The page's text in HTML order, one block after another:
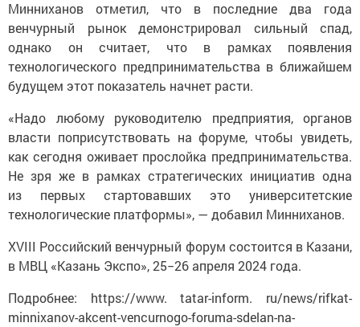
Минниханов отметил, что в последние два года
венчурный рынок демонстрировал сильный спад,
однако он считает, что в рамках появления
технологического предпринимательства в ближайшем
будущем этот показатель начнет расти.
«Надо любому руководителю предприятия, органов
власти поприсутствовать на форуме, чтобы увидеть,
как сегодня оживает прослойка предпринимательства.
Не зря же в рамках стратегических инициатив одна
из первых стартовавших это университетские
технологические платформы», — добавил Минниханов.
XVIII Российский венчурный форум состоится в Казани,
в МВЦ «Казань Экспо», 25−26 апреля 2024 года.
Подробнее: https://www. tatar-inform. ru/news/rifkat-
minnixanov-akcent-vencurnogo-foruma-sdelan-na-